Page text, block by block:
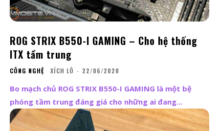
ROG STRIX B550-I GAMING – Cho hệ thống
ITX tầm trung
CÔNG NGHỆ XÍCH LÔ - 22/06/2020
Bo mạch chủ ROG STRIX B550-I GAMING là một bệ
phóng tầm trung đáng giá cho những ai đang...